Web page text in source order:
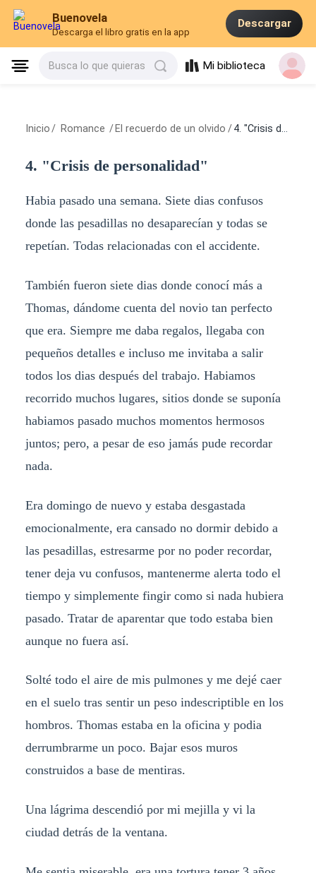
Buenovela
Descarga el libro gratis en la app
Descargar
Busca lo que quieras Mi biblioteca
Inicio / Romance / El recuerdo de un olvido / 4. "Crisis de personalidad"
4. "Crisis de personalidad"
Habia pasado una semana. Siete dias confusos
donde las pesadillas no desaparecían y todas se
repetían. Todas relacionadas con el accidente.
También fueron siete dias donde conocí más a
Thomas, dándome cuenta del novio tan perfecto
que era. Siempre me daba regalos, llegaba con
pequeños detalles e incluso me invitaba a salir
todos los dias después del trabajo. Habiamos
recorrido muchos lugares, sitios donde se suponía
habiamos pasado muchos momentos hermosos
juntos; pero, a pesar de eso jamás pude recordar
nada.
Era domingo de nuevo y estaba desgastada
emocionalmente, era cansado no dormir debido a
las pesadillas, estresarme por no poder recordar,
tener deja vu confusos, mantenerme alerta todo el
tiempo y simplemente fingir como si nada hubiera
pasado. Tratar de aparentar que todo estaba bien
aunque no fuera así.
Solté todo el aire de mis pulmones y me dejé caer
en el suelo tras sentir un peso indescriptible en los
hombros. Thomas estaba en la oficina y podia
derrumbrarme un poco. Bajar esos muros
construidos a base de mentiras.
Una lágrima descendió por mi mejilla y vi la
ciudad detrás de la ventana.